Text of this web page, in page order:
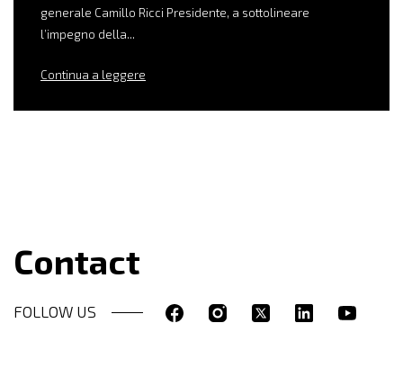
generale Camillo Ricci Presidente, a sottolineare
l’impegno della...
Continua a leggere
Contact
FOLLOW US